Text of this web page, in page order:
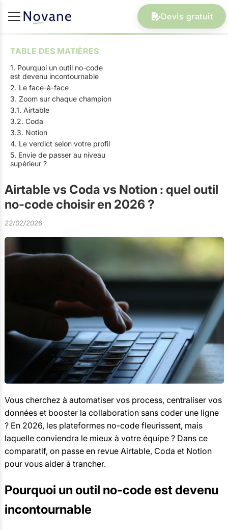
Devis gratuit
TABLE DES MATIÈRES
1. Pourquoi un outil no-code
est devenu incontournable
2. Le face-à-face
3. Zoom sur chaque champion
3.1. Airtable
3.2. Coda
3.3. Notion
4. Le verdict selon votre profil
5. Envie de passer au niveau
supérieur ?
Airtable vs Coda vs Notion : quel outil
no-code choisir en 2026 ?
22/02/2026
Vous cherchez à automatiser vos process, centraliser vos
données et booster la collaboration sans coder une ligne
? En 2026, les plateformes no-code fleurissent, mais
laquelle conviendra le mieux à votre équipe ? Dans ce
comparatif, on passe en revue Airtable, Coda et Notion
pour vous aider à trancher.
Pourquoi un outil no-code est devenu
incontournable